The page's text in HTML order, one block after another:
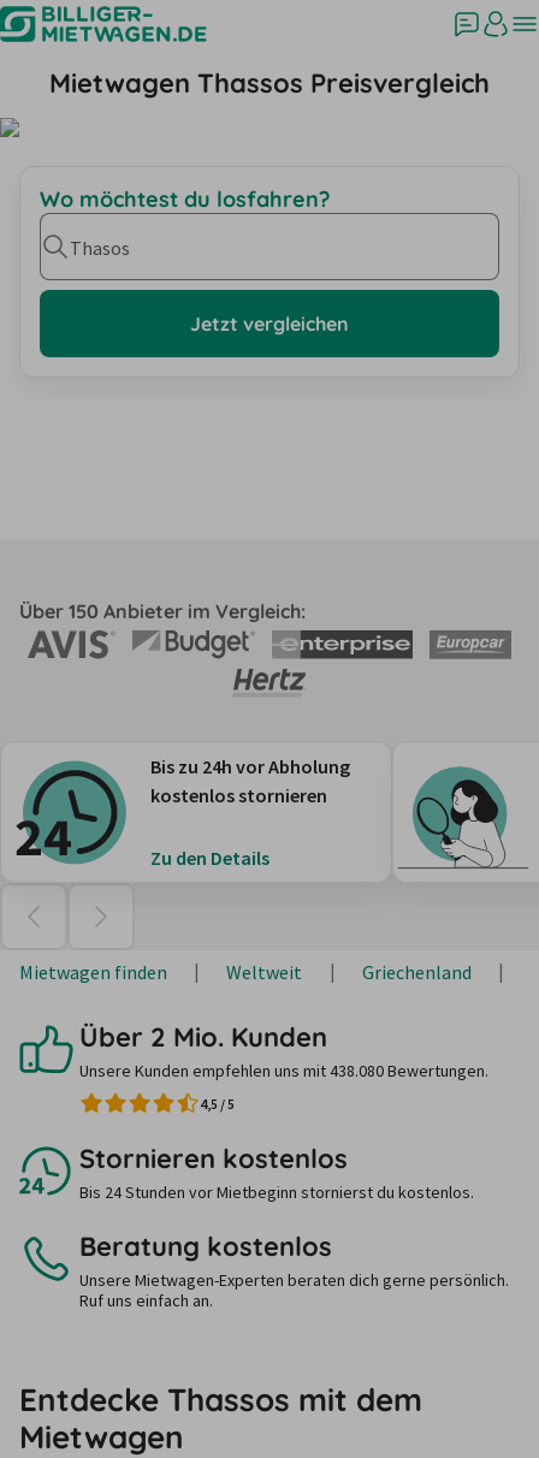
Mietwagen Thassos Preisvergleich
Wo möchtest du losfahren?
Thasos
Jetzt vergleichen
Über 150 Anbieter im Vergleich:
Bis zu 24h vor Abholung
kostenlos stornieren
Zu den Details
Mietwagen finden Weltweit Griechenland
Über 2 Mio. Kunden
Unsere Kunden empfehlen uns mit 438.080 Bewertungen.
4,5 /5
Stornieren kostenlos
Bis 24 Stunden vor Mietbeginn stornierst du kostenlos.
Beratung kostenlos
Unsere Mietwagen-Experten beraten dich gerne persönlich.
Ruf uns einfach an.
Entdecke Thassos mit dem
Mietwagen